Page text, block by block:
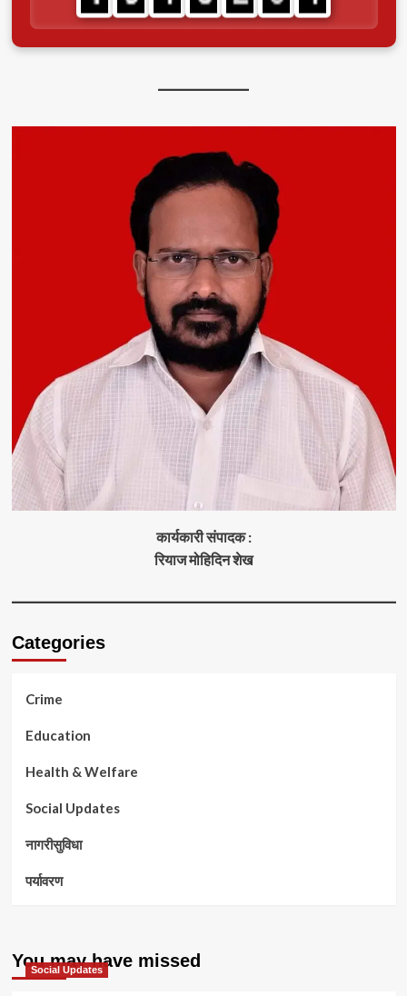
फाउंडेशनचा
पुढाकार
कार्यकारी संपादक :
रियाज मोहिदिन शेख
Categories
Crime
Education
Health & Welfare
Social Updates
नागरीसुविधा
पर्यावरण
You may have missed
Social Updates